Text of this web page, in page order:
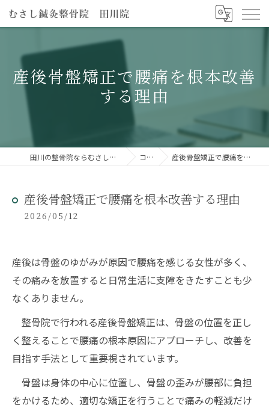
産後骨盤矯正で腰痛を根本改善
する理由
田川の整骨院ならむさし鍼灸整骨院 田川院 コラム 産後骨盤矯正で腰痛を根本改善する理由
産後骨盤矯正で腰痛を根本改善する理由
2026/05/12
産後は骨盤のゆがみが原因で腰痛を感じる女性が多く、
その痛みを放置すると日常生活に支障をきたすことも少
なくありません。
整骨院で行われる産後骨盤矯正は、骨盤の位置を正し
く整えることで腰痛の根本原因にアプローチし、改善を
目指す手法として重要視されています。
骨盤は身体の中心に位置し、骨盤の歪みが腰部に負担
をかけるため、適切な矯正を行うことで痛みの軽減だけ